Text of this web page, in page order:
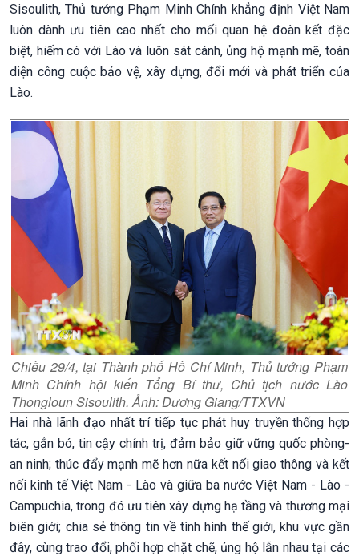
Sisoulith, Thủ tướng Phạm Minh Chính khẳng định Việt Nam
luôn dành ưu tiên cao nhất cho mối quan hệ đoàn kết đặc
biệt, hiếm có với Lào và luôn sát cánh, ủng hộ mạnh mẽ, toàn
diện công cuộc bảo vệ, xây dựng, đổi mới và phát triển của
Lào.
Chiều 29/4, tại Thành phố Hồ Chí Minh, Thủ tướng Phạm
Minh Chính hội kiến Tổng Bí thư, Chủ tịch nước Lào
Thongloun Sisoulith. Ảnh: Dương Giang/TTXVN
Hai nhà lãnh đạo nhất trí tiếp tục phát huy truyền thống hợp
tác, gắn bó, tin cậy chính trị, đảm bảo giữ vững quốc phòng-
an ninh; thúc đẩy mạnh mẽ hơn nữa kết nối giao thông và kết
nối kinh tế Việt Nam - Lào và giữa ba nước Việt Nam - Lào -
Campuchia, trong đó ưu tiên xây dựng hạ tầng và thương mại
biên giới; chia sẻ thông tin về tình hình thế giới, khu vực gần
đây, cùng trao đổi, phối hợp chặt chẽ, ủng hộ lẫn nhau tại các